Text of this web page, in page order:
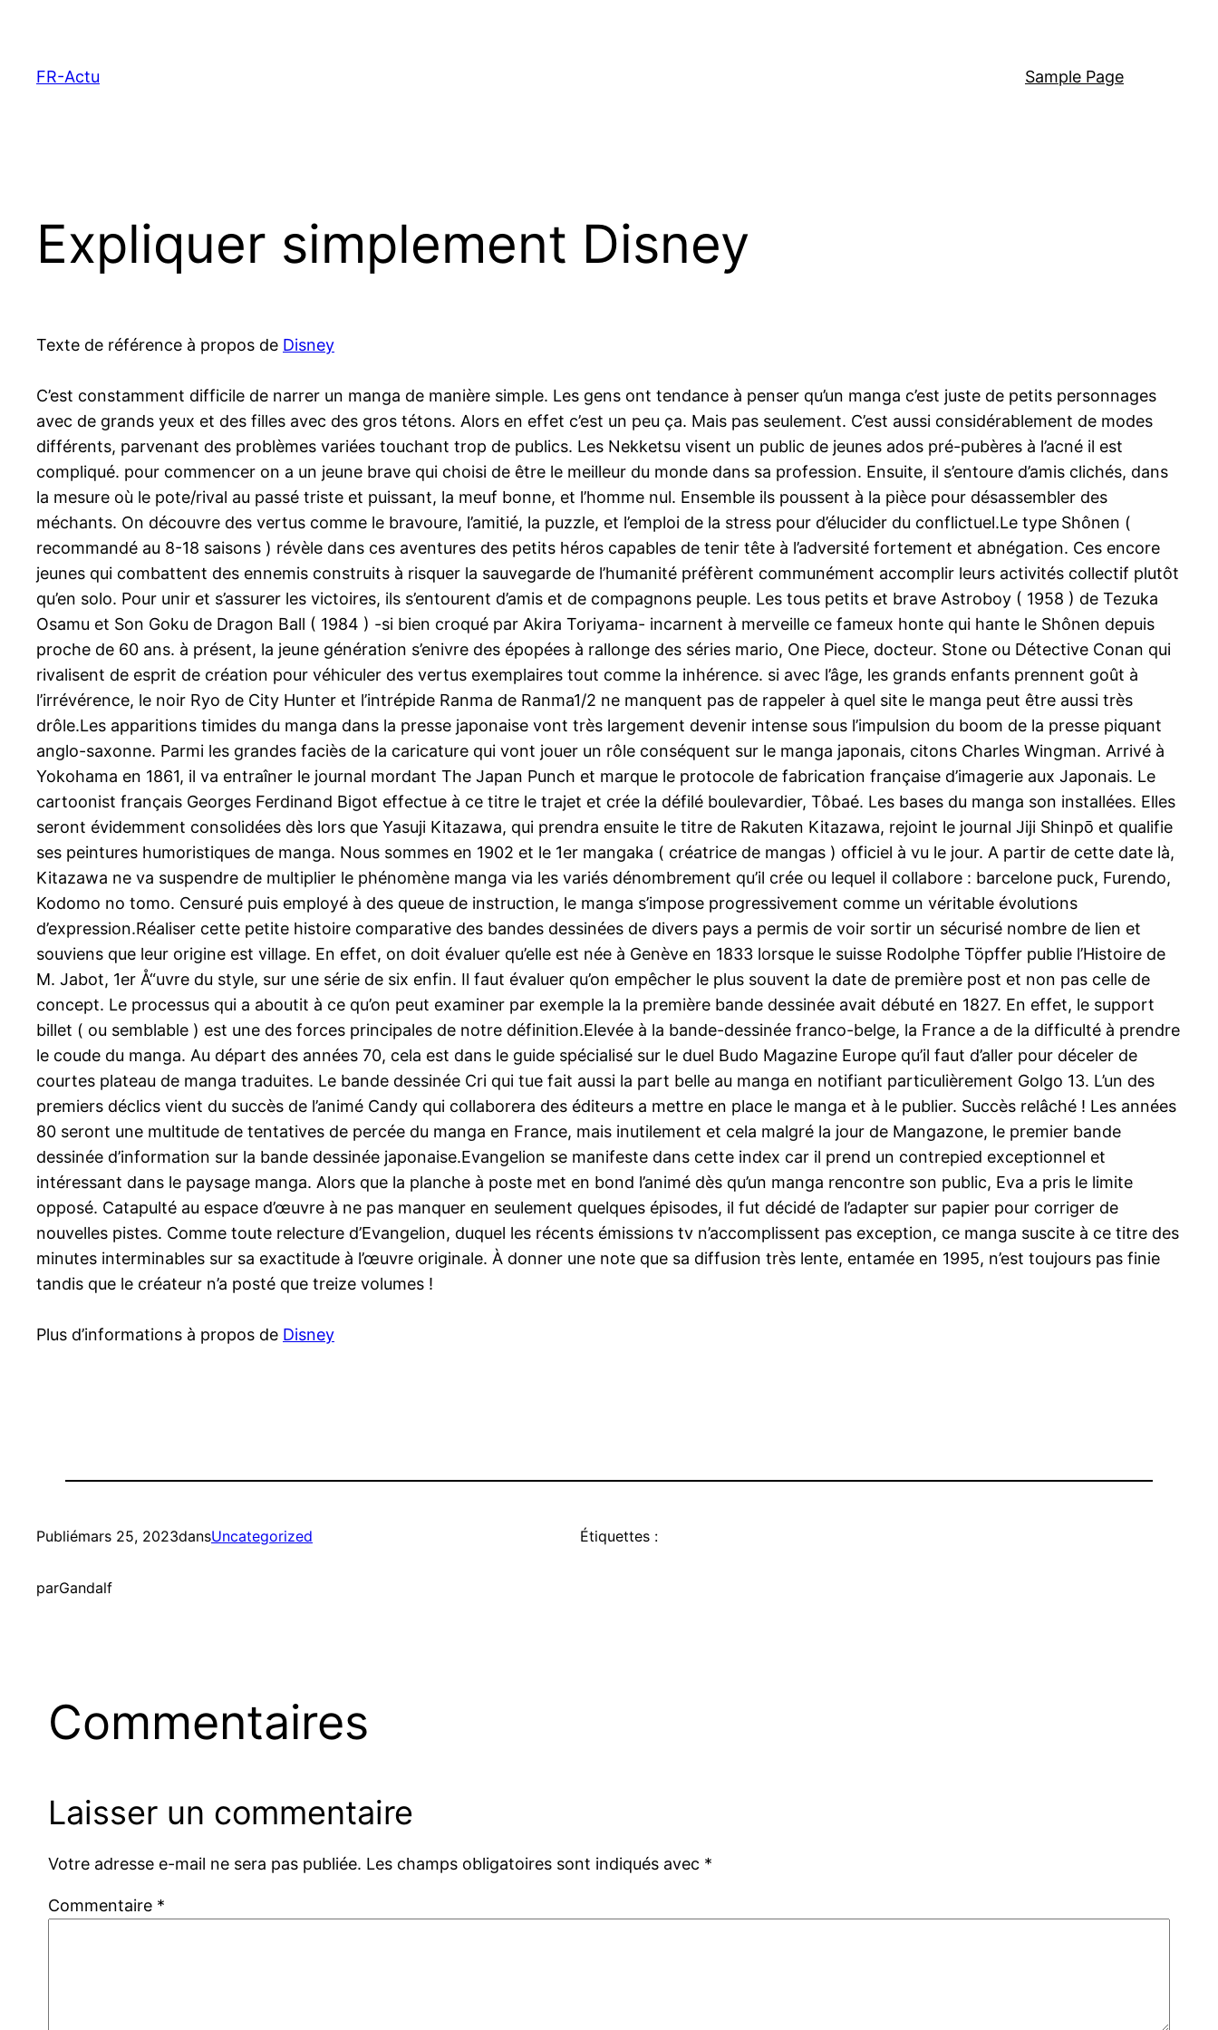
contenu
FR-Actu Sample Page
Expliquer simplement Disney
Texte de référence à propos de Disney
C’est constamment difficile de narrer un manga de manière simple. Les gens ont tendance à penser qu’un manga c’est juste de petits personnages
avec de grands yeux et des filles avec des gros tétons. Alors en effet c’est un peu ça. Mais pas seulement. C’est aussi considérablement de modes
différents, parvenant des problèmes variées touchant trop de publics. Les Nekketsu visent un public de jeunes ados pré-pubères à l’acné il est
compliqué. pour commencer on a un jeune brave qui choisi de être le meilleur du monde dans sa profession. Ensuite, il s’entoure d’amis clichés, dans
la mesure où le pote/rival au passé triste et puissant, la meuf bonne, et l’homme nul. Ensemble ils poussent à la pièce pour désassembler des
méchants. On découvre des vertus comme le bravoure, l’amitié, la puzzle, et l’emploi de la stress pour d’élucider du conflictuel.Le type Shônen (
recommandé au 8-18 saisons ) révèle dans ces aventures des petits héros capables de tenir tête à l’adversité fortement et abnégation. Ces encore
jeunes qui combattent des ennemis construits à risquer la sauvegarde de l’humanité préfèrent communément accomplir leurs activités collectif plutôt
qu’en solo. Pour unir et s’assurer les victoires, ils s’entourent d’amis et de compagnons peuple. Les tous petits et brave Astroboy ( 1958 ) de Tezuka
Osamu et Son Goku de Dragon Ball ( 1984 ) -si bien croqué par Akira Toriyama- incarnent à merveille ce fameux honte qui hante le Shônen depuis
proche de 60 ans. à présent, la jeune génération s’enivre des épopées à rallonge des séries mario, One Piece, docteur. Stone ou Détective Conan qui
rivalisent de esprit de création pour véhiculer des vertus exemplaires tout comme la inhérence. si avec l’âge, les grands enfants prennent goût à
l’irrévérence, le noir Ryo de City Hunter et l’intrépide Ranma de Ranma1/2 ne manquent pas de rappeler à quel site le manga peut être aussi très
drôle.Les apparitions timides du manga dans la presse japonaise vont très largement devenir intense sous l’impulsion du boom de la presse piquant
anglo-saxonne. Parmi les grandes faciès de la caricature qui vont jouer un rôle conséquent sur le manga japonais, citons Charles Wingman. Arrivé à
Yokohama en 1861, il va entraîner le journal mordant The Japan Punch et marque le protocole de fabrication française d’imagerie aux Japonais. Le
cartoonist français Georges Ferdinand Bigot effectue à ce titre le trajet et crée la défilé boulevardier, Tôbaé. Les bases du manga son installées. Elles
seront évidemment consolidées dès lors que Yasuji Kitazawa, qui prendra ensuite le titre de Rakuten Kitazawa, rejoint le journal Jiji Shinpō et qualifie
ses peintures humoristiques de manga. Nous sommes en 1902 et le 1er mangaka ( créatrice de mangas ) officiel à vu le jour. A partir de cette date là,
Kitazawa ne va suspendre de multiplier le phénomène manga via les variés dénombrement qu’il crée ou lequel il collabore : barcelone puck, Furendo,
Kodomo no tomo. Censuré puis employé à des queue de instruction, le manga s’impose progressivement comme un véritable évolutions
d’expression.Réaliser cette petite histoire comparative des bandes dessinées de divers pays a permis de voir sortir un sécurisé nombre de lien et
souviens que leur origine est village. En effet, on doit évaluer qu’elle est née à Genève en 1833 lorsque le suisse Rodolphe Töpffer publie l’Histoire de
M. Jabot, 1er Å“uvre du style, sur une série de six enfin. Il faut évaluer qu’on empêcher le plus souvent la date de première post et non pas celle de
concept. Le processus qui a aboutit à ce qu’on peut examiner par exemple la la première bande dessinée avait débuté en 1827. En effet, le support
billet ( ou semblable ) est une des forces principales de notre définition.Elevée à la bande-dessinée franco-belge, la France a de la difficulté à prendre
le coude du manga. Au départ des années 70, cela est dans le guide spécialisé sur le duel Budo Magazine Europe qu’il faut d’aller pour déceler de
courtes plateau de manga traduites. Le bande dessinée Cri qui tue fait aussi la part belle au manga en notifiant particulièrement Golgo 13. L’un des
premiers déclics vient du succès de l’animé Candy qui collaborera des éditeurs a mettre en place le manga et à le publier. Succès relâché ! Les années
80 seront une multitude de tentatives de percée du manga en France, mais inutilement et cela malgré la jour de Mangazone, le premier bande
dessinée d’information sur la bande dessinée japonaise.Evangelion se manifeste dans cette index car il prend un contrepied exceptionnel et
intéressant dans le paysage manga. Alors que la planche à poste met en bond l’animé dès qu’un manga rencontre son public, Eva a pris le limite
opposé. Catapulté au espace d’œuvre à ne pas manquer en seulement quelques épisodes, il fut décidé de l’adapter sur papier pour corriger de
nouvelles pistes. Comme toute relecture d’Evangelion, duquel les récents émissions tv n’accomplissent pas exception, ce manga suscite à ce titre des
minutes interminables sur sa exactitude à l’œuvre originale. À donner une note que sa diffusion très lente, entamée en 1995, n’est toujours pas finie
tandis que le créateur n’a posté que treize volumes !
Plus d’informations à propos de Disney
Publiémars 25, 2023dansUncategorized
parGandalf
Étiquettes :
Commentaires
Laisser un commentaire
Votre adresse e-mail ne sera pas publiée. Les champs obligatoires sont indiqués avec *
Commentaire *